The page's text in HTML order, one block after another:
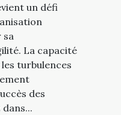
un défi
sa
La capacité
turbulences
des